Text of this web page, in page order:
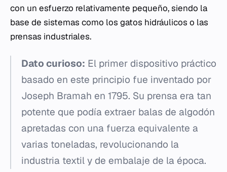
con un esfuerzo relativamente pequeño, siendo la
base de sistemas como los gatos hidráulicos o las
prensas industriales.
Dato curioso: El primer dispositivo práctico
basado en este principio fue inventado por
Joseph Bramah en 1795. Su prensa era tan
potente que podía extraer balas de algodón
apretadas con una fuerza equivalente a
varias toneladas, revolucionando la
industria textil y de embalaje de la época.